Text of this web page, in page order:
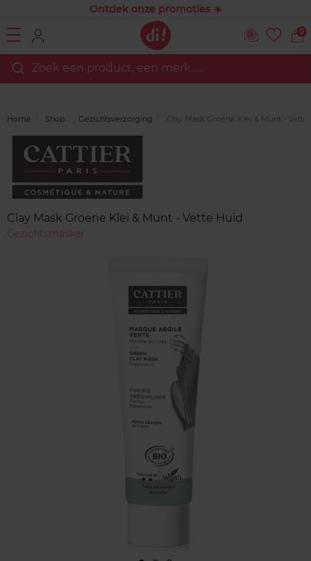
Ontdek onze promoties ☀️
0
Zoek een product, een merk…...
Home Shop Gezichtsverzorging Clay Mask Groene Klei & Munt - Vette
Clay Mask Groene Klei & Munt - Vette Huid
Gezichtsmasker